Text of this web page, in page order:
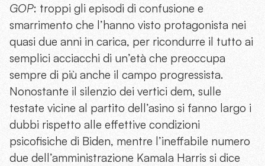
GOP: troppi gli episodi di confusione e
smarrimento che l’hanno visto protagonista nei
quasi due anni in carica, per ricondurre il tutto ai
semplici acciacchi di un’età che preoccupa
sempre di più anche il campo progressista.
Nonostante il silenzio dei vertici dem, sulle
testate vicine al partito dell’asino si fanno largo i
dubbi rispetto alle effettive condizioni
psicofisiche di Biden, mentre l’ineffabile numero
due dell’amministrazione Kamala Harris si dice